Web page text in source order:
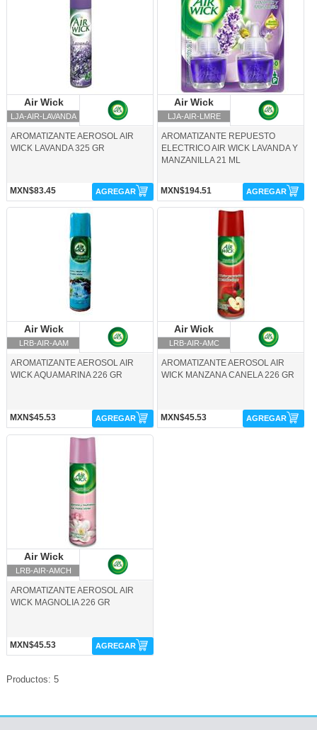
Air Wick
LJA-AIR-LAVANDA
AROMATIZANTE AEROSOL AIR
WICK LAVANDA 325 GR
MXN$83.45 AGREGAR
Air Wick
LJA-AIR-LMRE
AROMATIZANTE REPUESTO
ELECTRICO AIR WICK LAVANDA Y
MANZANILLA 21 ML
MXN$194.51 AGREGAR
LRB-AIR-AAM-Air Wick
Air Wick
LRB-AIR-AAM
AROMATIZANTE AEROSOL AIR
WICK AQUAMARINA 226 GR
MXN$45.53 AGREGAR
LRB-AIR-AMC-Air Wick
Air Wick
LRB-AIR-AMC
AROMATIZANTE AEROSOL AIR
WICK MANZANA CANELA 226 GR
MXN$45.53 AGREGAR
LRB-AIR-AMCH-Air Wick
Air Wick
LRB-AIR-AMCH
AROMATIZANTE AEROSOL AIR
WICK MAGNOLIA 226 GR
MXN$45.53 AGREGAR
Productos: 5